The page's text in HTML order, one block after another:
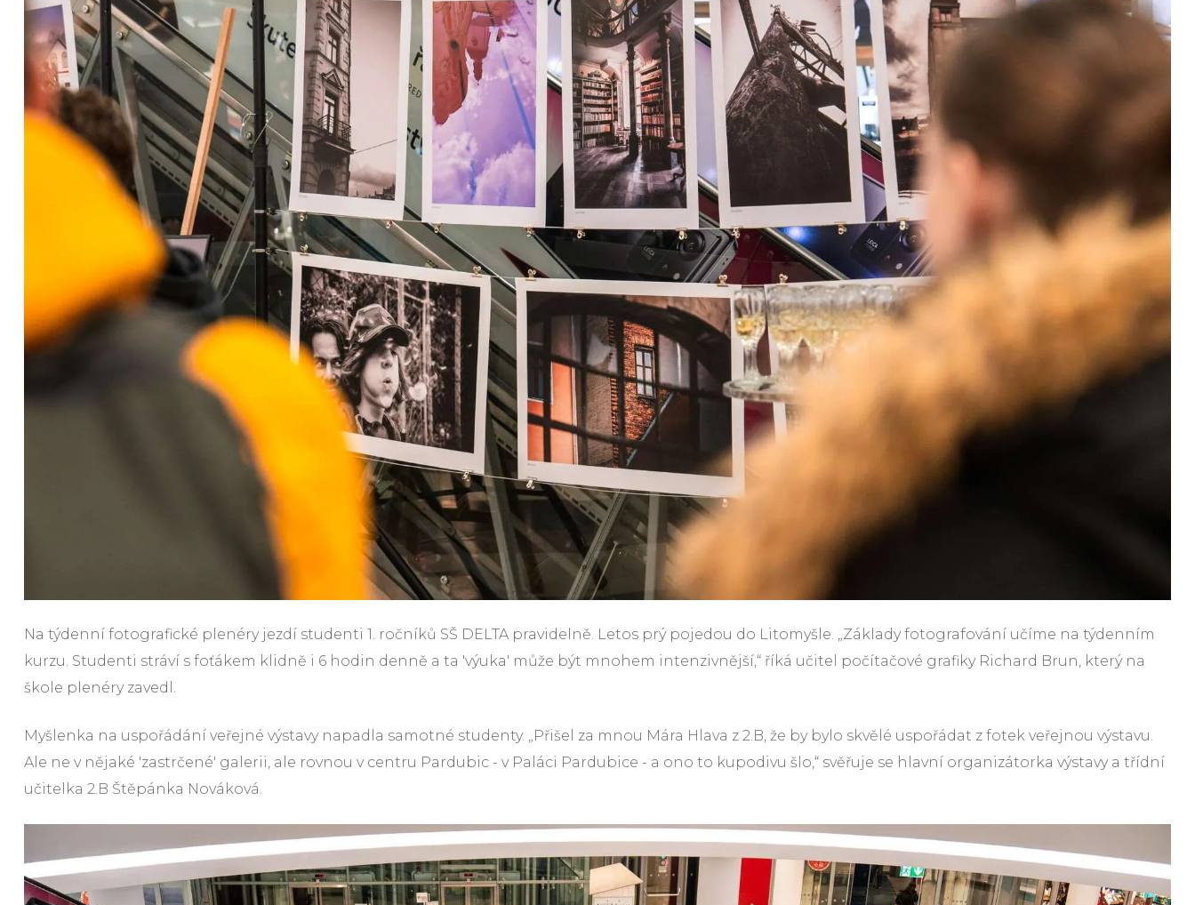
Na týdenní fotografické plenéry jezdí studenti 1. ročníků SŠ DELTA pravidelně. Letos prý pojedou do Litomyšle. „Základy fotografování učíme na týdenním
kurzu. Studenti stráví s foťákem klidně i 6 hodin denně a ta 'výuka' může být mnohem intenzivnější,“ říká učitel počítačové grafiky Richard Brun, který na
škole plenéry zavedl.
Myšlenka na uspořádání veřejné výstavy napadla samotné studenty. „Přišel za mnou Mára Hlava z 2.B, že by bylo skvělé uspořádat z fotek veřejnou výstavu.
Ale ne v nějaké 'zastrčené' galerii, ale rovnou v centru Pardubic - v Paláci Pardubice - a ono to kupodivu šlo,“ svěřuje se hlavní organizátorka výstavy a třídní
učitelka 2.B Štěpánka Nováková.